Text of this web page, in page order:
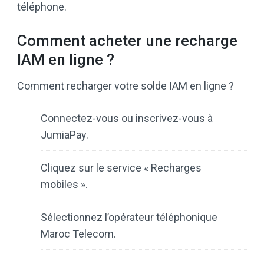
téléphone.
Comment acheter une recharge
IAM en ligne ?
Comment recharger votre solde IAM en ligne ?
Connectez-vous ou inscrivez-vous à
JumiaPay.
Cliquez sur le service « Recharges
mobiles ».
Sélectionnez l’opérateur téléphonique
Maroc Telecom.